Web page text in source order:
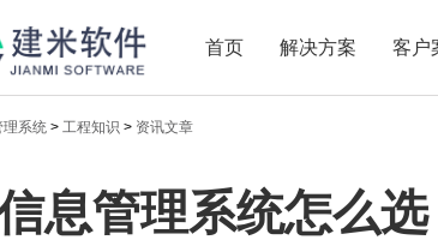
首页 解决方案 客户
工信息管理系统怎么
信息管理系统
理系统 > 工程知识 > 资讯文章
息管理系统怎么